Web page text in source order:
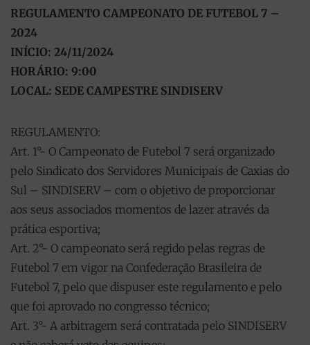
REGULAMENTO CAMPEONATO DE FUTEBOL 7 –
2024
INÍCIO: 24/11/2024
HORÁRIO: 9:00
LOCAL: SEDE CAMPESTRE SINDISERV
REGULAMENTO:
Art. 1°- O Campeonato de Futebol 7 será organizado
pelo Sindicato dos Servidores Municipais de Caxias do
Sul – SINDISERV – com o objetivo de proporcionar
aos seus associados momentos de lazer através da
prática esportiva;
Art. 2°- O campeonato será regido pelas regras de
Futebol 7 em vigor na Confederação Brasileira de
Futebol 7, pelo que dispuser este regulamento e pelo
que foi aprovado no congresso técnico;
Art. 3°- A arbitragem será contratada pelo SINDISERV